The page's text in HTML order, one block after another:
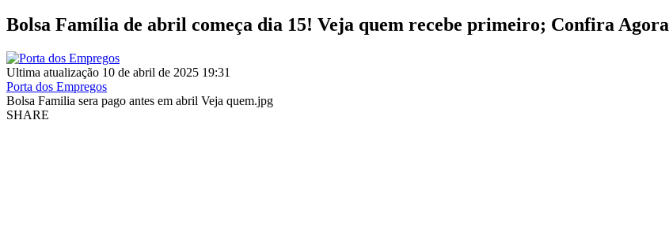
Bolsa Família de abril começa dia 15! Veja quem recebe primeiro; Confira Agora
Ultima atualização 10 de abril de 2025 19:31
Porta dos Empregos
Bolsa Familia sera pago antes em abril Veja quem.jpg
SHARE